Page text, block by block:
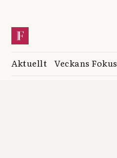
Aktuellt Veckans Fokus